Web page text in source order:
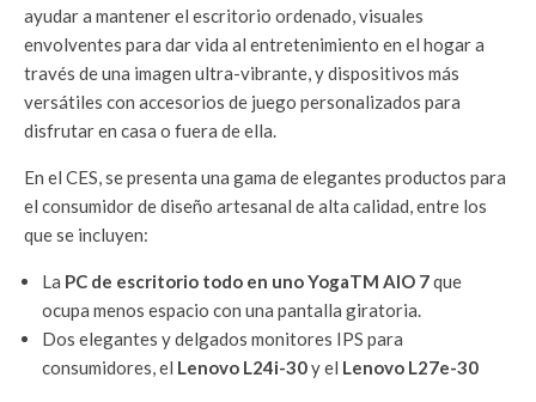
ayudar a mantener el escritorio ordenado, visuales
envolventes para dar vida al entretenimiento en el hogar a
través de una imagen ultra-vibrante, y dispositivos más
versátiles con accesorios de juego personalizados para
disfrutar en casa o fuera de ella.
En el CES, se presenta una gama de elegantes productos para
el consumidor de diseño artesanal de alta calidad, entre los
que se incluyen:
La PC de escritorio todo en uno YogaTM AIO 7que
ocupa menos espacio con una pantalla giratoria.
Dos elegantes y delgados monitores IPS para
consumidores, el Lenovo L24i-30y el Lenovo L27e-30